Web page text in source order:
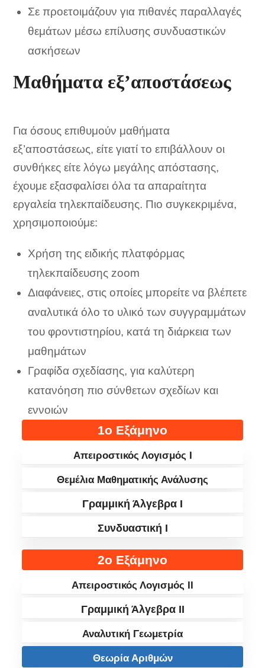
Σε προετοιμάζουν για πιθανές παραλλαγές
θεμάτων μέσω επίλυσης συνδυαστικών
ασκήσεων
Μαθήματα εξ’αποστάσεως
Για όσους επιθυμούν μαθήματα
εξ’αποστάσεως, είτε γιατί το επιβάλλουν οι
συνθήκες είτε λόγω μεγάλης απόστασης,
έχουμε εξασφαλίσει όλα τα απαραίτητα
εργαλεία τηλεκπαίδευσης. Πιο συγκεκριμένα,
χρησιμοποιούμε:
Χρήση της ειδικής πλατφόρμας
τηλεκπαίδευσης zoom
Διαφάνειες, στις οποίες μπορείτε να βλέπετε
αναλυτικά όλο το υλικό των συγγραμμάτων
του φροντιστηρίου, κατά τη διάρκεια των
μαθημάτων
Γραφίδα σχεδίασης, για καλύτερη
κατανόηση πιο σύνθετων σχεδίων και
εννοιών
1ο Εξάμηνο
Απειροστικός Λογισμός I
Θεμέλια Μαθηματικής Ανάλυσης
Γραμμική Άλγεβρα I
Συνδυαστική I
2ο Εξάμηνο
Απειροστικός Λογισμός II
Γραμμική Άλγεβρα II
Αναλυτική Γεωμετρία
Θεωρία Αριθμών